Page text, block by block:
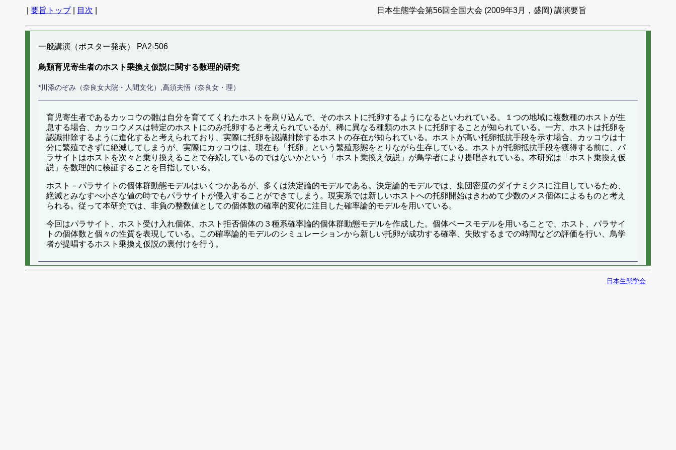
要旨トップ| 目次 日本生態学会第56回全国大会 (2009年3月，盛岡) 講演要旨
一般講演（ポスター発表） PA2-506
鳥類育児寄生者のホスト乗換え仮説に関する数理的研究
*川添のぞみ（奈良女大院・人間文化）,高須夫悟（奈良女・理）
育児寄生者であるカッコウの雛は自分を育ててくれたホストを刷り込んで、そのホストに托卵するようになるといわれている。１つの地域に複数種のホストが生
息する場合、カッコウメスは特定のホストにのみ托卵すると考えられているが、稀に異なる種類のホストに托卵することが知られている。一方、ホストは托卵を
認識排除するように進化すると考えられており、実際に托卵を認識排除するホストの存在が知られている。ホストが高い托卵抵抗手段を示す場合、カッコウは十
分に繁殖できずに絶滅してしまうが、実際にカッコウは、現在も「托卵」という繁殖形態をとりながら生存している。ホストが托卵抵抗手段を獲得する前に、パ
ラサイトはホストを次々と乗り換えることで存続しているのではないかという「ホスト乗換え仮説」が鳥学者により提唱されている。本研究は「ホスト乗換え仮
説」を数理的に検証することを目指している。
ホスト－パラサイトの個体群動態モデルはいくつかあるが、多くは決定論的モデルである。決定論的モデルでは、集団密度のダイナミクスに注目しているため、
絶滅とみなすべ小さな値の時でもパラサイトが侵入することができてしまう。現実系では新しいホストへの托卵開始はきわめて少数のメス個体によるものと考え
られる。従って本研究では、非負の整数値としての個体数の確率的変化に注目した確率論的モデルを用いている。
今回はパラサイト、ホスト受け入れ個体、ホスト拒否個体の３種系確率論的個体群動態モデルを作成した。個体ベースモデルを用いることで、ホスト、パラサイ
トの個体数と個々の性質を表現している。この確率論的モデルのシミュレーションから新しい托卵が成功する確率、失敗するまでの時間などの評価を行い、鳥学
者が提唱するホスト乗換え仮説の裏付けを行う。
日本生態学会